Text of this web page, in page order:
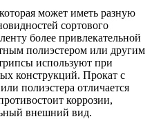
может иметь разную
сортового
более привлекательной
полиэстером или другим
используют при
конструкций. Прокат с
полиэстера отличается
коррозии,
внешний вид.